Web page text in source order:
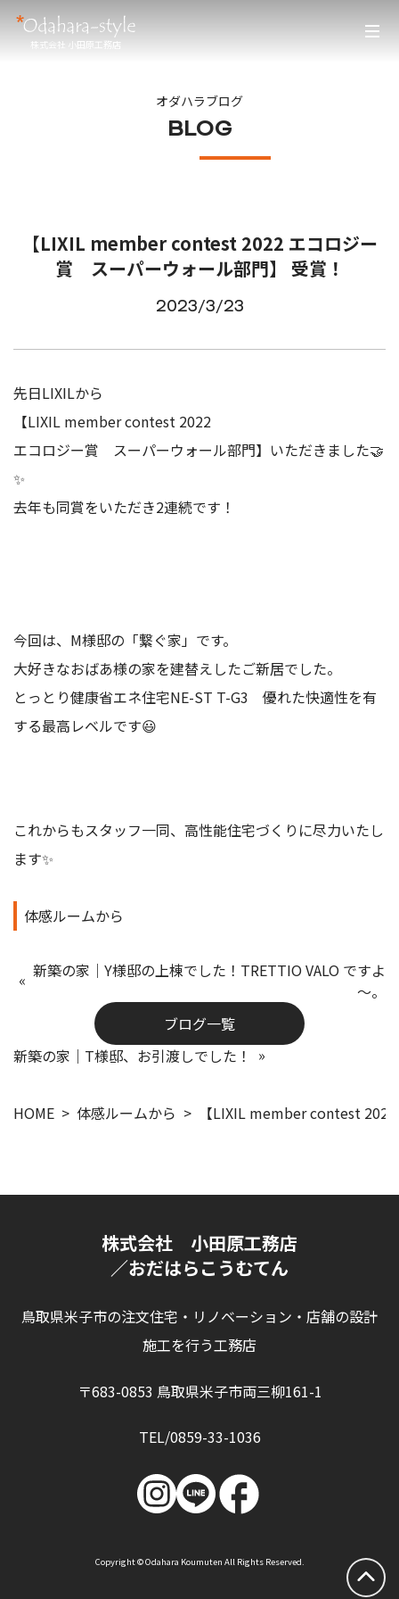
株式会社 小田原工務店
オダハラブログ
BLOG
【LIXIL member contest 2022 エコロジー
賞 スーパーウォール部門】 受賞！
2023/3/23
先日LIXILから
【LIXIL member contest 2022
エコロジー賞 スーパーウォール部門】いただきました🤝
✨
去年も同賞をいただき2連続です！
今回は、M様邸の「繋ぐ家」です。
大好きなおばあ様の家を建替えしたご新居でした。
とっとり健康省エネ住宅NE-ST T-G3 優れた快適性を有
する最高レベルです😃
これからもスタッフ一同、高性能住宅づくりに尽力いたし
ます✨
体感ルームから
新築の家｜Y様邸の上棟でした！TRETTIO VALO ですよ
～。
ブログ一覧
新築の家｜T様邸、お引渡しでした！
HOME 体感ルームから 【LIXIL member contest
株式会社 小田原工務店
／おだはらこうむてん
鳥取県米子市の注文住宅・リノベーション・店舗の設計
施工を行う工務店
〒683-0853 鳥取県米子市両三柳161-1
TEL/0859-33-1036
Copyright © Odahara Koumuten All Rights Reserved.